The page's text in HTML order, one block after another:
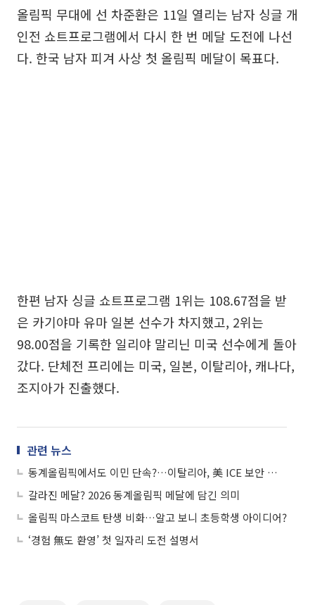
올림픽 무대에 선 차준환은 11일 열리는 남자 싱글 개
인전 쇼트프로그램에서 다시 한 번 메달 도전에 나선
다. 한국 남자 피겨 사상 첫 올림픽 메달이 목표다.
한편 남자 싱글 쇼트프로그램 1위는 108.67점을 받
은 카기야마 유마 일본 선수가 차지했고, 2위는
98.00점을 기록한 일리야 말리닌 미국 선수에게 돌아
갔다. 단체전 프리에는 미국, 일본, 이탈리아, 캐나다,
조지아가 진출했다.
관련 뉴스
동계올림픽에서도 이민 단속?…이탈리아, 美 ICE 보안 참여에 반발
갈라진 메달? 2026 동계올림픽 메달에 담긴 의미
올림픽 마스코트 탄생 비화…알고 보니 초등학생 아이디어?
‘경험 無도 환영’ 첫 일자리 도전 설명서